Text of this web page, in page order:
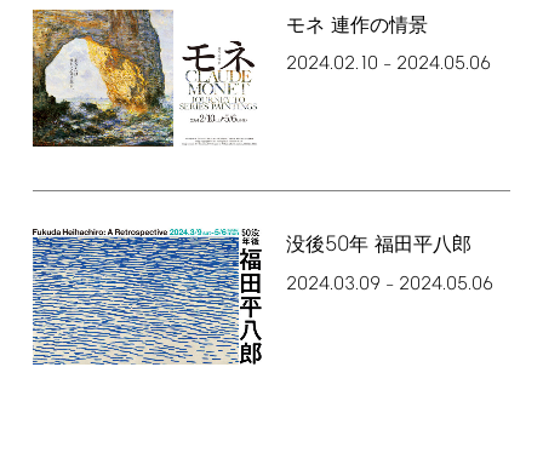
モネ 連作の情景
2024.02.10 – 2024.05.06
没後50年 福田平八郎
2024.03.09– 2024.05.06